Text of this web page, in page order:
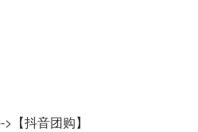
【抖音团购】